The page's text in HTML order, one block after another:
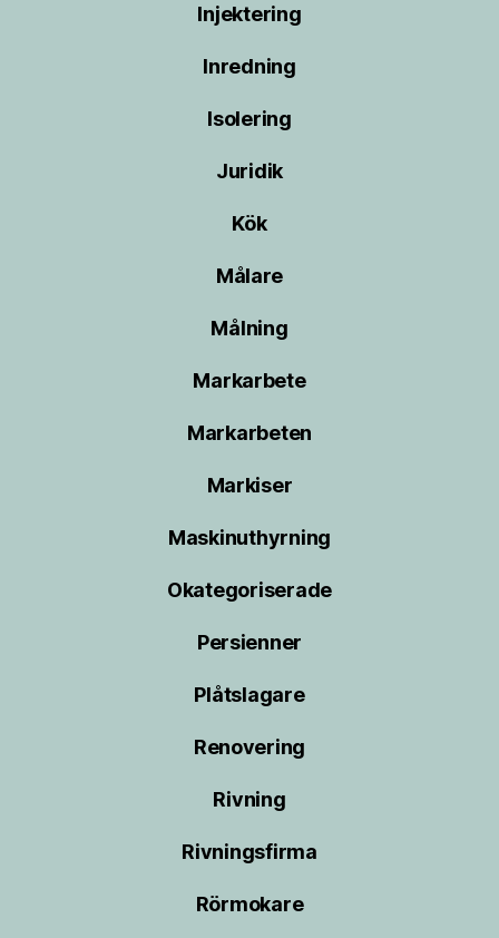
Injektering
Inredning
Isolering
Juridik
Kök
Målare
Målning
Markarbete
Markarbeten
Markiser
Maskinuthyrning
Okategoriserade
Persienner
Plåtslagare
Renovering
Rivning
Rivningsfirma
Rörmokare